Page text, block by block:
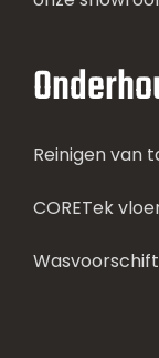
Reinigen van
CORETek